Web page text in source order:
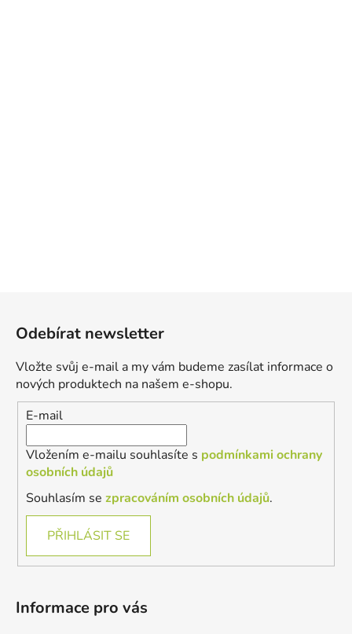
Odebírat newsletter
Vložte svůj e-mail a my vám budeme zasílat informace o
nových produktech na našem e-shopu.
E-mail
Vložením e-mailu souhlasíte s podmínkami ochrany
osobních údajů
Souhlasím se zpracováním osobních údajů.
PŘIHLÁSIT SE
Informace pro vás